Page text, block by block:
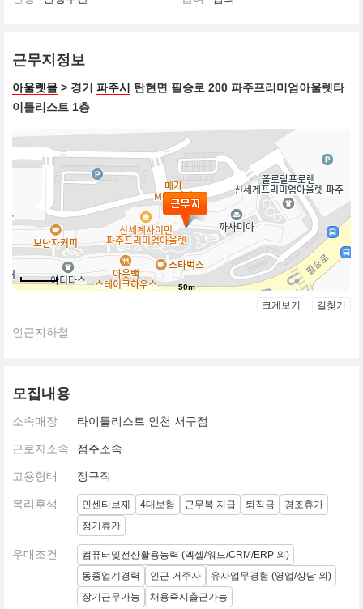
근무지정보
아울렛몰 > 경기 파주시
탄현면 필승로 200 파주프리미엄아울렛타
이틀리스트 1층
50m
크게보기 길찾기
인근지하철
모집내용
소속매장 타이틀리스트 인천 서구점
근로자소속 점주소속
고용형태 정규직
복리후생 인센티브제 4대보험 근무복 지급 퇴직금
경조휴가
정기휴가
우대조건
컴퓨터및전산활용능력 (엑셀/워드/CRM/ERP 외)
동종업계경력
인근 거주자
유사업무경험 (영업/상담 외)
장기근무가능
채용즉시출근가능